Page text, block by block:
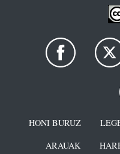
HONI BURUZ
ARAUAK